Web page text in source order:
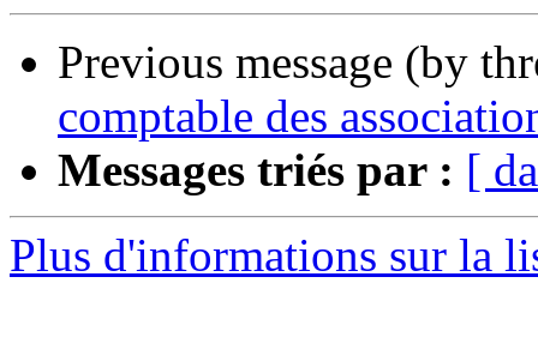
Previous message (by
comptable des
Messages triés par : [
Plus d'informations sur la